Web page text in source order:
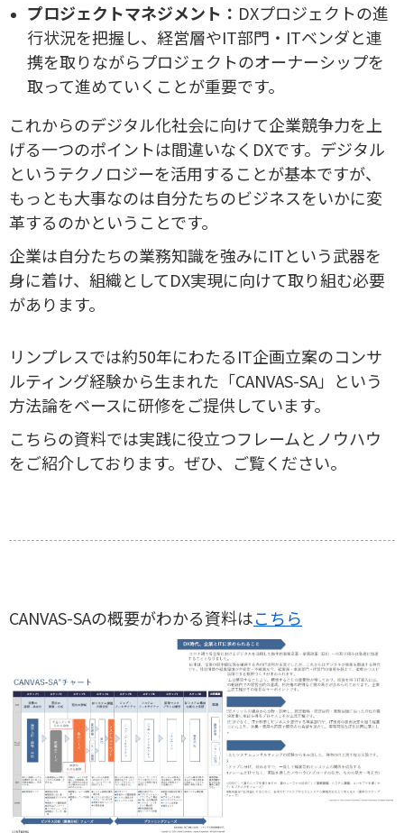
プロジェクトマネジメント： DXプロジェクトの進
行状況を把握し、経営層やIT部門・ITベンダと連
携を取りながらプロジェクトのオーナーシップを
取って進めていくことが重要です。
これからのデジタル化社会に向けて企業競争力を上
げる一つのポイントは間違いなくDXです。デジタル
というテクノロジーを活用することが基本ですが、
もっとも大事なのは自分たちのビジネスをいかに変
革するのかということです。
企業は自分たちの業務知識を強みにITという武器を
身に着け、組織としてDX実現に向けて取り組む必要
があります。
リンプレスでは約50年にわたるIT企画立案のコンサ
ルティング経験から生まれた「CANVAS-SA」という
方法論をベースに研修をご提供しています。
こちらの資料では実践に役立つフレームとノウハウ
をご紹介しております。ぜひ、ご覧ください。
CANVAS-SAの概要がわかる資料はこちら